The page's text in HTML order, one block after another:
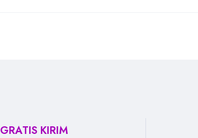
GRATIS KIRIM